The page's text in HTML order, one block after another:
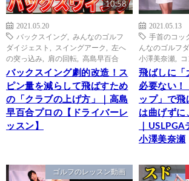
10:58
2021.05.20
バックスイング
みんなのゴルフ
ダイジェスト
スイングアーク
左へ
の突っ込み
肩の回転 高島早百合
バックスイング劇的改造！ス
ピン量を減らして飛ばすため
の「クラブの上げ方」｜高島
早百合プロの【ドライバーレ
ッスン】
2021.05.13
手首のコッ
んなのゴルフ
小澤美奈瀬
飛ばしに「
必要ない！
ップ」で
は曲げずに
｜
小澤美奈瀬
ゴルフのレッスン動画